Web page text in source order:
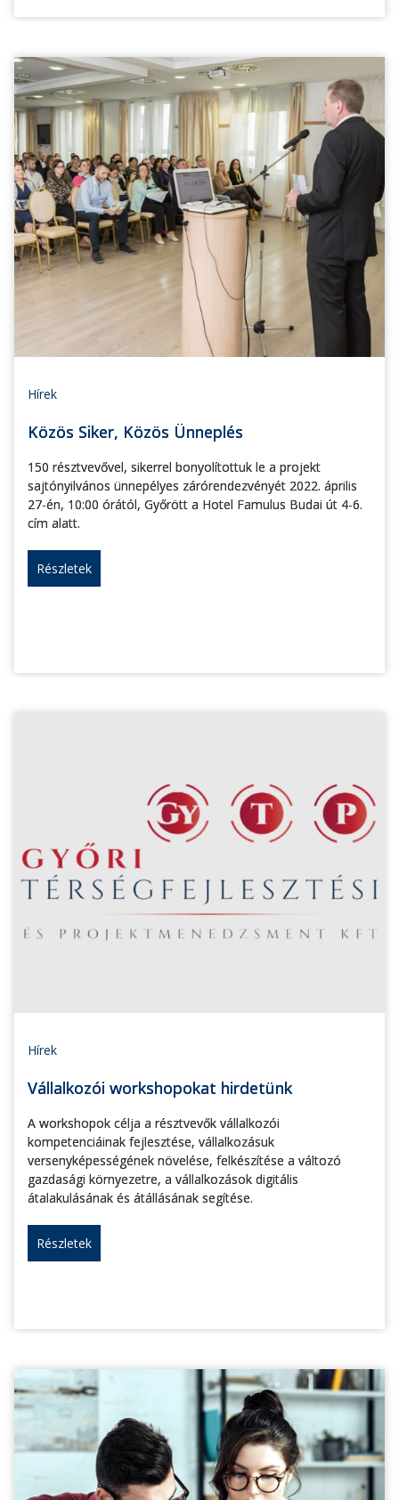
Hírek
Közös Siker, Közös Ünneplés
150 résztvevővel, sikerrel bonyolítottuk le a projekt
sajtónyilvános ünnepélyes zárórendezvényét 2022. április
27-én, 10:00 órától, Győrött a Hotel Famulus Budai út 4-6.
cím alatt.
Részletek
Hírek
Vállalkozói workshopokat hirdetünk
A workshopok célja a résztvevők vállalkozói
kompetenciáinak fejlesztése, vállalkozásuk
versenyképességének növelése, felkészítése a változó
gazdasági környezetre, a vállalkozások digitális
átalakulásának és átállásának segítése.
Részletek